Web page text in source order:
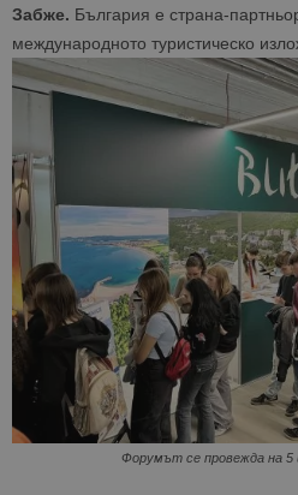
Забже. България е страна-
международното туристическо
Форумът се провежда на 5